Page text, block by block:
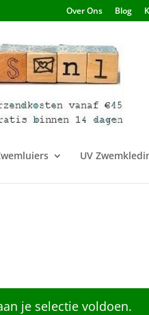
Over Ons Blog
UV
je selectie voldoen.